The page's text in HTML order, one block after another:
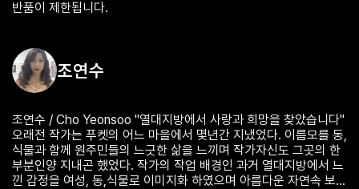
조연수
조연수 / Cho Yeonsoo "열대지방에서 사랑과 희망을 찾았습니다"
오래전 작가는 푸켓의 어느 마을에서 몇년간 지냈었다. 이름모를 동,
식물과 함께 원주민들의 느긋한 삶을 느끼며 작가자신도 그곳의 한
부분인양 지내곤 했었다. 작가의 작업 배경인 과거 열대지방에서 느
낀 감정을 여성, 동,식물로 이미지화 하였으며 아름다운 자연속 보았